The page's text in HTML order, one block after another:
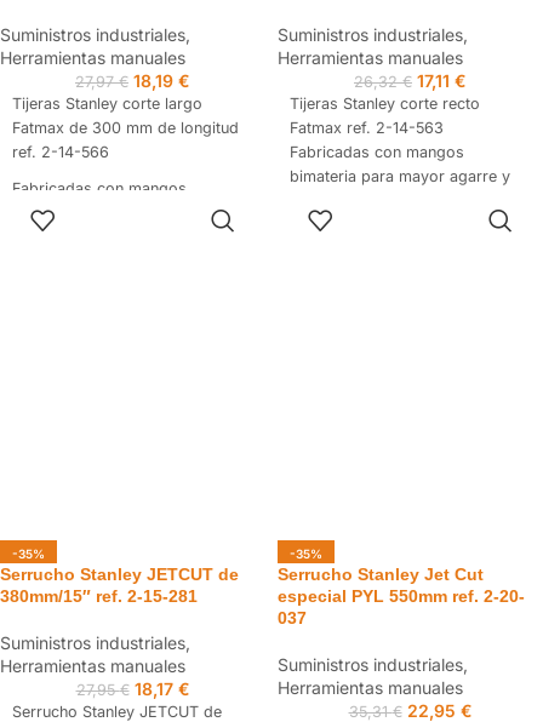
Suministros industriales,
Herramientas manuales
27,97€ 18,19 €
Tijeras Stanley corte largo
Fatmax de 300 mm de longitud
ref. 2-14-566
Fabricadas con mangos
bimateria para mayor agarre y
confort.
Suministros industriales,
Herramientas manuales
26,32€ 17,11 €
Tijeras Stanley corte recto
Fatmax ref. 2-14-563
Fabricadas con mangos
bimateria para mayor agarre y
Gran efecto palanca con acción
-35%
Serrucho Stanley JETCUT de
380mm/15″ ref. 2-15-281
Suministros industriales,
Herramientas manuales
27,95€ 18,17 €
Serrucho Stanley JETCUT de
-35%
Serrucho Stanley Jet Cut
especial PYL 550mm ref. 2-20-
037
Suministros industriales,
Herramientas manuales
35,31€ 22,95 €